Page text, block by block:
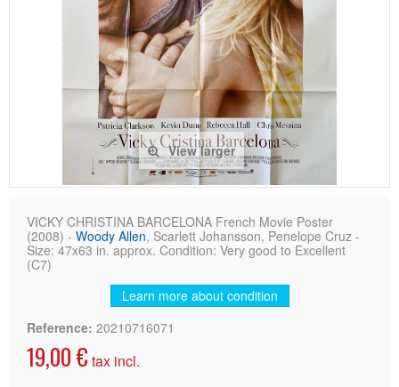
View larger
VICKY CHRISTINA BARCELONA French Movie Poster
(2008) - Woody Allen, Scarlett Johansson, Penelope Cruz -
Size: 47x63 in. approx. Condition: Very good to Excellent
(C7)
Learn more about condition
Reference: 20210716071
19,00 € tax incl.